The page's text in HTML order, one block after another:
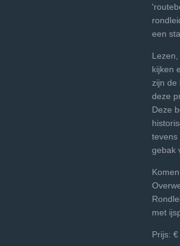
een
Lezen,
kijken
zijn de
deze
Deze
tevens
gebak
met
Prijs: